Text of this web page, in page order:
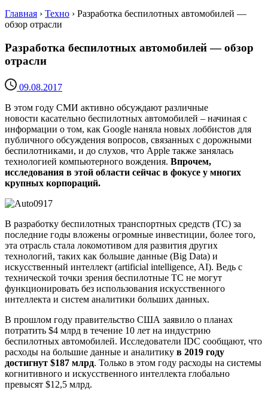
Главная › Техно › Разработка беспилотных автомобилей —
обзор отрасли
Разработка беспилотных автомобилей — обзор
отрасли
09.08.2017
В этом году СМИ активно обсуждают различные
новости касательно беспилотных автомобилей – начиная с
информации о том, как Google наняла новых лоббистов для
публичного обсуждения вопросов, связанных с дорожными
беспилотниками, и до слухов, что Apple также занялась
технологией компьютерного вождения. Впрочем,
исследования в этой области сейчас в фокусе у многих
крупных корпораций.
В разработку беспилотных транспортных средств (ТС) за
последние годы вложены огромные инвестиции, более того,
эта отрасль стала локомотивом для развития других
технологий, таких как большие данные (Big Data) и
искусственный интеллект (artificial intelligence, AI). Ведь с
технической точки зрения беспилотные ТС не могут
функционировать без использования искусственного
интеллекта и систем аналитики больших данных.
В прошлом году правительство США заявило о планах
потратить $4 млрд в течение 10 лет на индустрию
беспилотных автомобилей. Исследователи IDC сообщают, что
расходы на большие данные и аналитику в 2019 году
достигнут $187 млрд. Только в этом году расходы на системы
когнитивного и искусственного интеллекта глобально
превысят $12,5 млрд.